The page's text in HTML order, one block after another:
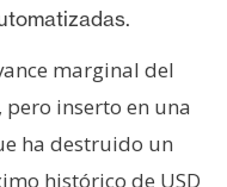
marginal del
inserto en una
ha destruido un
histórico de USD